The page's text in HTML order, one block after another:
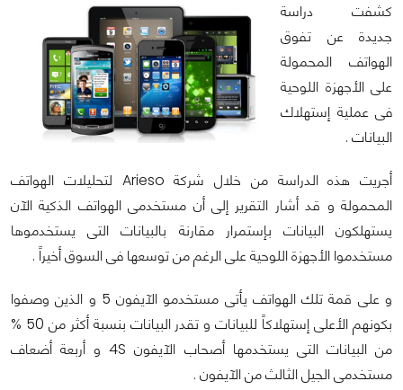
كشفت دراسة
جديدة عن تفوق
الهواتف المحمولة
على الأجهزة اللوحية
فى عملية إستهلاك
البيانات .
أجريت هذه الدراسة من خلال شركة Arieso لتحليلات الهواتف
المحمولة و قد أشار التقرير إلى أن مستخدمى الهواتف الذكية الآن
يستهلكون البيانات بإستمرار مقارنة بالبيانات التى يستخدموها
مستخدموا الأجهزة اللوحية على الرغم من توسعها فى السوق أخيراً .
و على قمة تلك الهواتف يأتى مستخدمو الآيفون 5 و الذين وصفوا
بكونهم الأعلى إستهلاكاً للبيانات و تقدر البيانات بنسبة أكثر من 50 %
من البيانات التى يستخدمها أصحاب الآيفون 4S و أربعة أضعاف
مستخدمى الجيل الثالث من الآيفون .